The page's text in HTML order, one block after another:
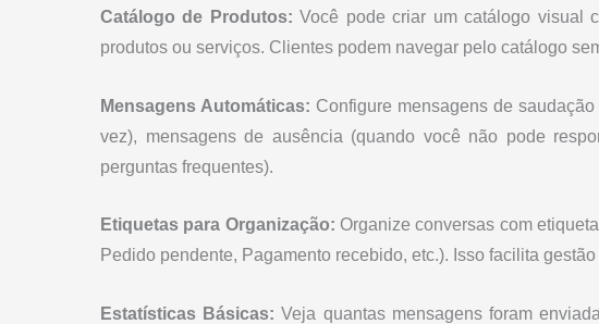
Catálogo de Produtos: Você pode criar um catálogo visual
produtos ou serviços. Clientes podem navegar pelo catálogo
Mensagens Automáticas: Configure mensagens de
vez), mensagens de ausência (quando você não pode
perguntas frequentes).
Etiquetas para Organização: Organize conversas com
Pedido pendente, Pagamento recebido, etc.). Isso facilita
Estatísticas Básicas: Veja quantas mensagens foram